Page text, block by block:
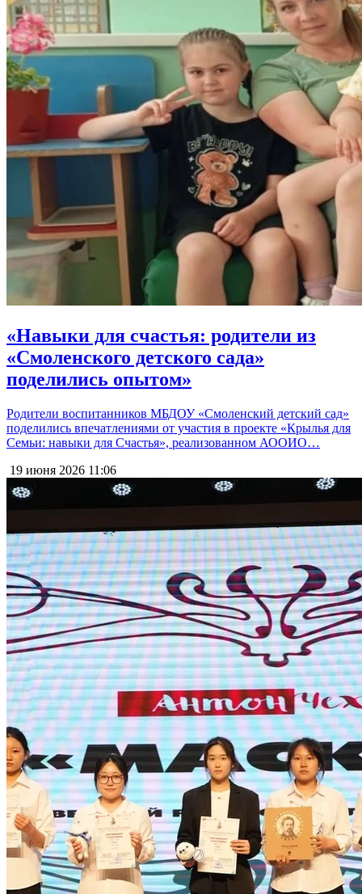
«Навыки для счастья: родители из
«Смоленского детского сада»
поделились опытом»
Родители воспитанников МБДОУ «Смоленский детский сад»
поделились впечатлениями от участия в проекте «Крылья для
Семьи: навыки для Счастья», реализованном АООИО…
19 июня 2026 11:06